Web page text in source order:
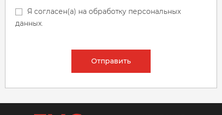
Я согласен(а) на обработку персональных
данных.
Отправить